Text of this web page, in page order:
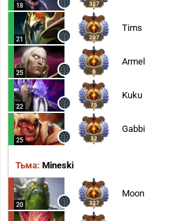
18 327
21 207
Tims
25 6
Armel
22 75
Kuku
25 32
Gabbi
Тьма: Mineski
20 327
Moon